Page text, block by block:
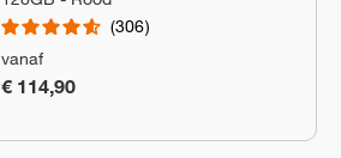
306
vanaf
€ 114,90